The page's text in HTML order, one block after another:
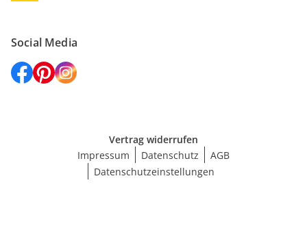
Social Media
Vertrag widerrufen
Impressum
Datenschutz
AGB
Datenschutzeinstellungen